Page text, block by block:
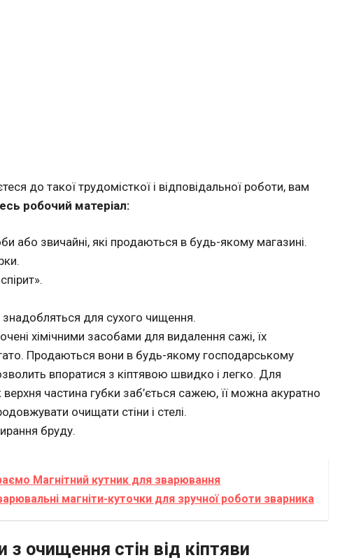
до такої трудомісткої і відповідальної роботи, вам
робочий матеріал:
або звичайні, які продаються в будь-якому магазині.
знадобляться для сухого чищення.
хімічними засобами для видалення сажі, їх
Продаються вони в будь-якому господарському
впоратися з кіптявою швидко і легко. Для
верхня частина губки заб’ється сажею, її можна акуратно
очищати стіни і стелі.
бруду.
Магнітний кутник для зварювання
магніти-куточки для зручної роботи зварника
з очищення стін від кіптяви